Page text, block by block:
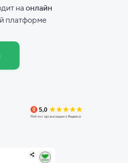
наонлайн
платформе